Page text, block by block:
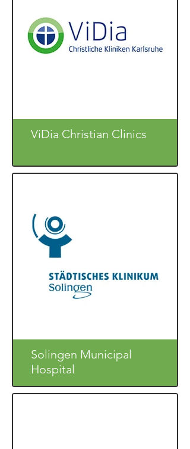
ViDia Christian Clinics
Solingen Municipal
Hospital